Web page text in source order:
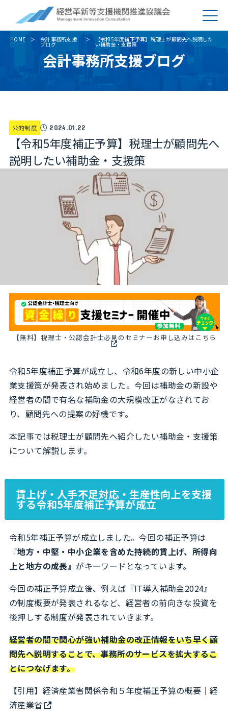
HOME 会計事務所支援
ブログ
【令和5年度補正予算】税理士が顧問先へ説明した
い補助金・支援策
会計事務所支援ブログ
公的制度 2024.01.22
【令和5年度補正予算】税理士が顧問先へ
説明したい補助金・支援策
【無料】税理士・公認会計士必見のセミナーお申し込みはこちら
令和5年度補正予算が成立し、令和6年度の新しい中小企
業支援策が発表され始めました。今回は補助金の新設や
経営者の間で有名な補助金の大規模改正がなされてお
り、顧問先への提案の好機です。
本記事では税理士が顧問先へ紹介したい補助金・支援策
について解説します。
賃上げ・人手不足対応・生産性向上を支援
する令和5年度補正予算が成立
令和5年補正予算が成立しました。今回の補正予算は
『地方・中堅・中小企業を含めた持続的賃上げ、所得向
上と地方の成長』がキーワードとなっています。
今回の補正予算成立後、例えば『IT導入補助金2024』
の制度概要が発表されるなど、経営者の前向きな投資を
後押しする制度が発表されていきます。
経営者の間で関心が強い補助金の改正情報をいち早く顧
問先へ説明することで、事務所のサービスを拡大するこ
とにつなげます。
【引用】 経済産業省関係令和５年度補正予算の概要｜経
済産業省